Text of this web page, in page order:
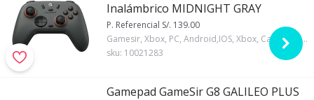
Inalámbrico MIDNIGHT GRAY
P. Referencial S/. 139.00
Gamesir, Xbox, PC, Android,IOS, Xbox, Cableada, Dongle 2.4, Bluetooth, 600mAh, Si, No, Sí, Sí, Negro, No
sku: 10021283
Gamepad GameSir G8 GALILEO PLUS